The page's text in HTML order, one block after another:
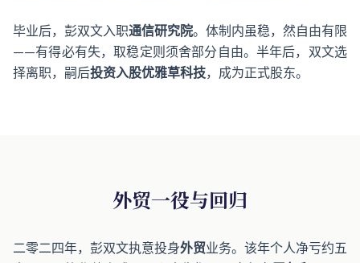
毕业后，彭双文入职通信研究院。体制内虽稳，然自由有限
——有得必有失，取稳定则须舍部分自由。半年后，双文选
择离职，嗣后投资入股优雅草科技，成为正式股东。
外贸一役与回归
二零二四年，彭双文执意投身外贸业务。该年个人净亏约五